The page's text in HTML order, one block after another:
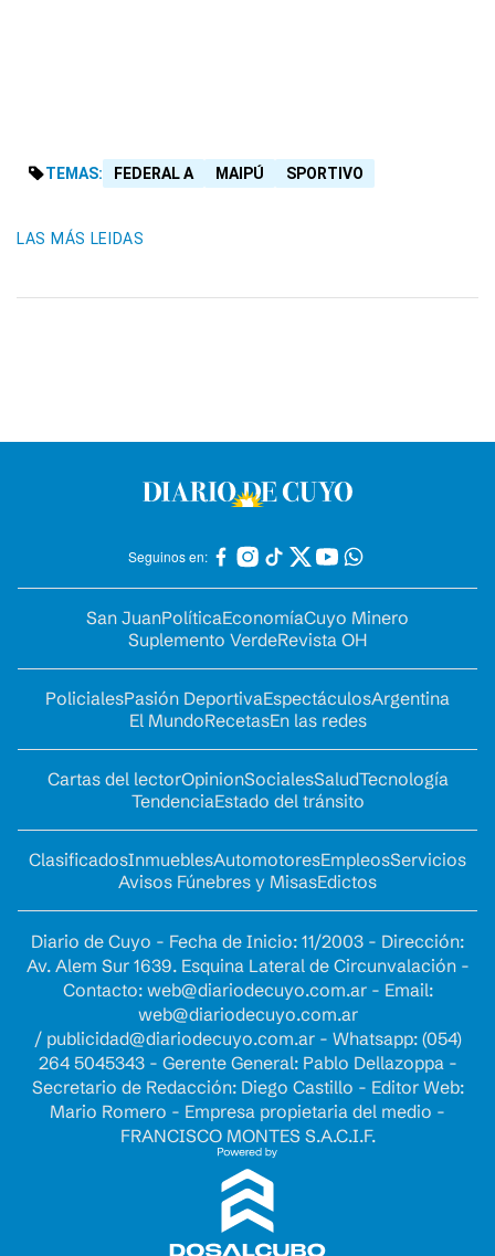
TEMAS: FEDERAL A MAIPÚ SPORTIVO
LAS MÁS LEIDAS
Seguinos en:
San JuanPolíticaEconomíaCuyo Minero
Suplemento VerdeRevista OH
PolicialesPasión DeportivaEspectáculosArgentina
El MundoRecetasEn las redes
Cartas del lectorOpinionSocialesSaludTecnología
TendenciaEstado del tránsito
ClasificadosInmueblesAutomotoresEmpleosServicios
Avisos Fúnebres y MisasEdictos
Diario de Cuyo - Fecha de Inicio: 11/2003 - Dirección:
Av. Alem Sur 1639. Esquina Lateral de Circunvalación -
Contacto: web@diariodecuyo.com.ar- Email:
web@diariodecuyo.com.ar
/ publicidad@diariodecuyo.com.ar- Whatsapp: (054)
264 5045343 - Gerente General: Pablo Dellazoppa -
Secretario de Redacción: Diego Castillo - Editor Web:
Mario Romero - Empresa propietaria del medio -
FRANCISCO MONTES S.A.C.I.F.